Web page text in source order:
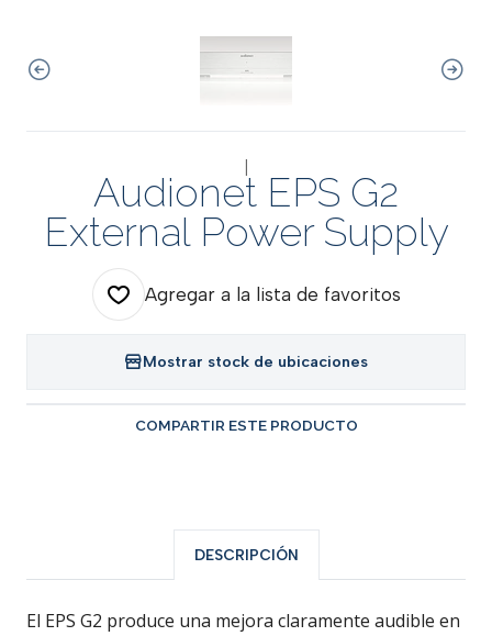
|
Audionet EPS G2
External Power Supply
Agregar a la lista de favoritos
Mostrar stock de ubicaciones
COMPARTIR ESTE PRODUCTO
DESCRIPCIÓN
El EPS G2 produce una mejora claramente audible en